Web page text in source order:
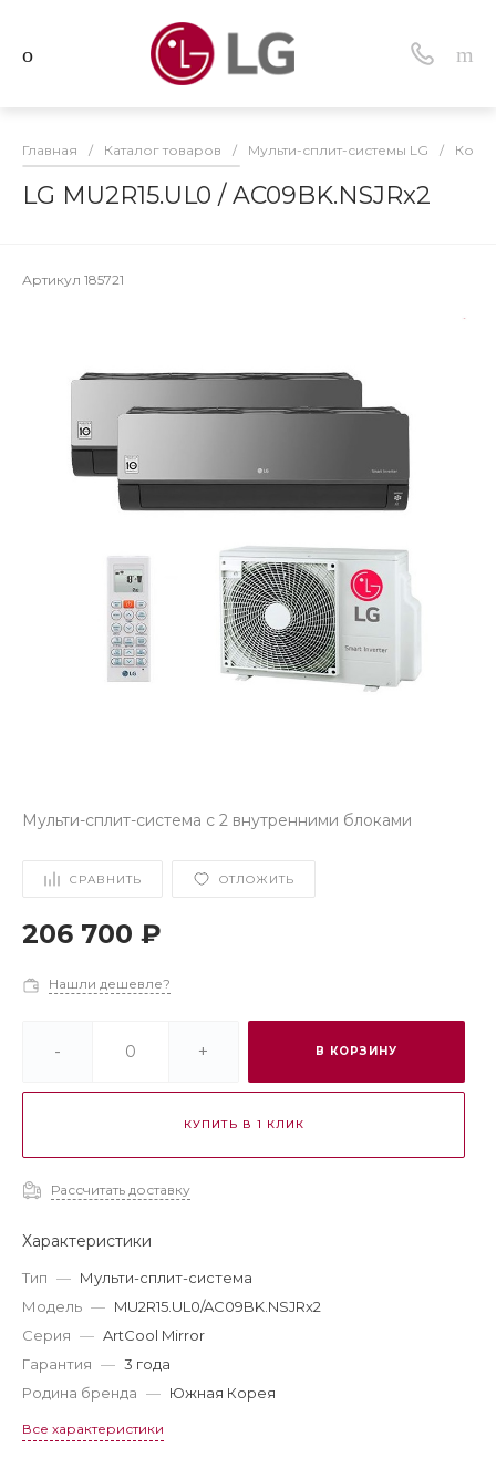
Главная / Каталог товаров / Мульти-сплит-системы LG /
LG MU2R15.UL0 / AC09BK.NSJRx2
Артикул 185721
Мульти-сплит-система с 2 внутренними блоками
СРАВНИТЬ ОТЛОЖИТЬ
206 700 ₽
Нашли дешевле?
- + В КОРЗИНУ
КУПИТЬ В 1 КЛИК
Рассчитать доставку
Характеристики
Тип — Мульти-сплит-система
Модель — MU2R15.UL0/AC09BK.NSJRx2
Серия — ArtCool Mirror
Гарантия — 3 года
Родина бренда — Южная Корея
Все характеристики